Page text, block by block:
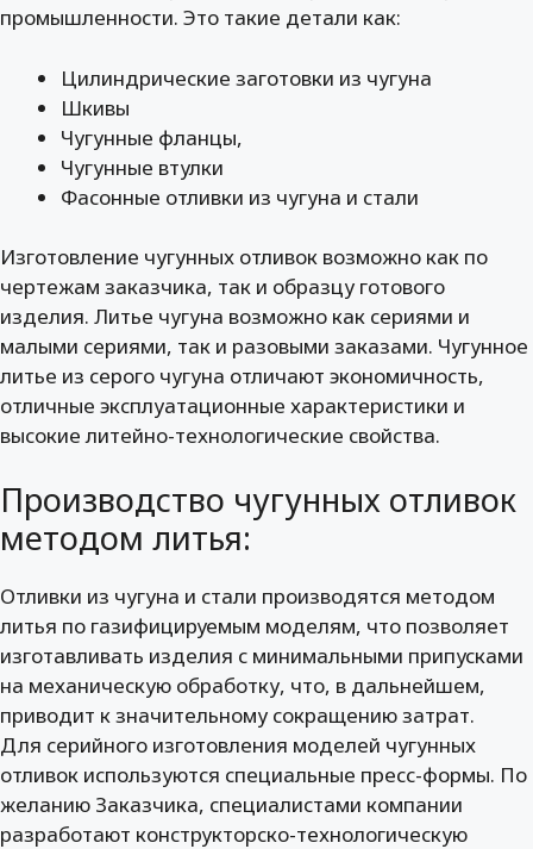
промышленности. Это такие детали как:
Цилиндрические заготовки из чугуна
Шкивы
Чугунные фланцы,
Чугунные втулки
Фасонные отливки из чугуна и стали
Изготовление чугунных отливок возможно как по
чертежам заказчика, так и образцу готового
изделия. Литье чугуна возможно как сериями и
малыми сериями, так и разовыми заказами. Чугунное
литье из серого чугуна отличают экономичность,
отличные эксплуатационные характеристики и
высокие литейно-технологические свойства.
Производство чугунных отливок
методом литья:
Отливки из чугуна и стали производятся методом
литья по газифицируемым моделям, что позволяет
изготавливать изделия с минимальными припусками
на механическую обработку, что, в дальнейшем,
приводит к значительному сокращению затрат.
Для серийного изготовления моделей чугунных
отливок используются специальные пресс-формы. По
желанию Заказчика, специалистами компании
разработают конструкторско-технологическую